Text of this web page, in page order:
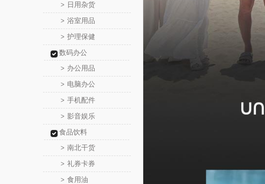
> 日用杂货
> 浴室用品
> 护理保健
数码办公
> 办公用品
> 电脑办公
> 手机配件
> 影音娱乐
食品饮料
> 南北干货
> 礼券卡券
> 食用油